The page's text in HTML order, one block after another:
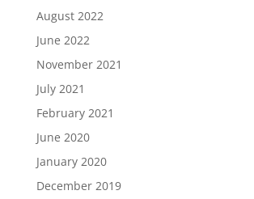
August 2022
June 2022
November 2021
July 2021
February 2021
June 2020
January 2020
December 2019